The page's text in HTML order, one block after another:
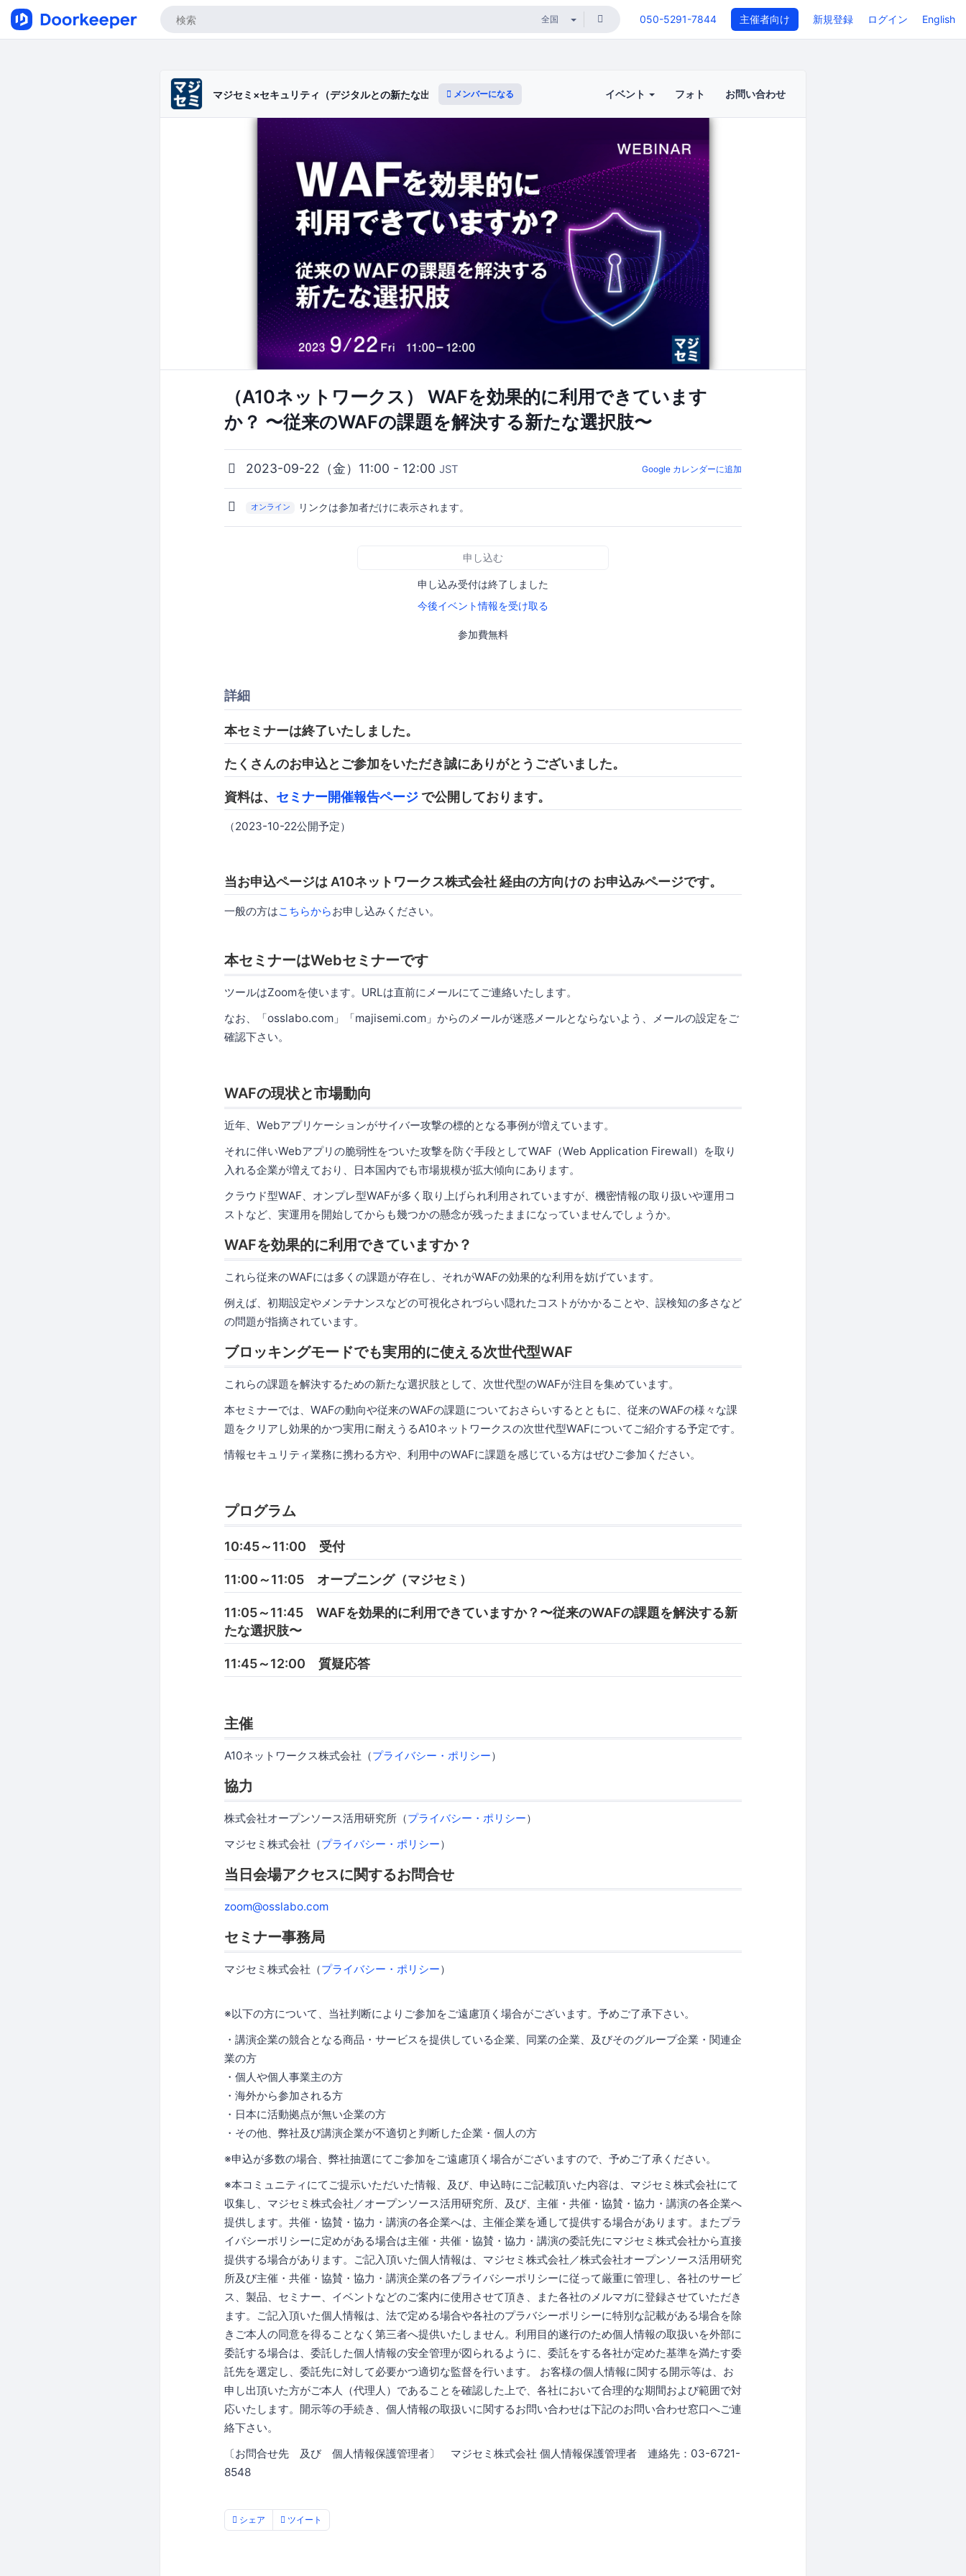
050-5291-7844 主催者向け 新規登録 ログイン English
マジセミ×セキュリティ（デジタルとの新たな出会いと体験）
メンバーになる イベント フォト お問い合わせ
（A10ネットワークス） WAFを効果的に利用できています
か？ 〜従来のWAFの課題を解決する新たな選択肢〜
2023-09-22（金）11:00 - 12:00 JST Google カレンダーに追加
オンライン リンクは参加者だけに表示されます。
申し込む
申し込み受付は終了しました
今後イベント情報を受け取る
参加費無料
詳細
本セミナーは終了いたしました。
たくさんのお申込とご参加をいただき誠にありがとうございました。
資料は、 セミナー開催報告ページ で公開しております。
（2023-10-22公開予定）
当お申込ページは A10ネットワークス株式会社 経由の方向けの お申込みページです。
一般の方はこちらからお申し込みください。
本セミナーはWebセミナーです
ツールはZoomを使います。URLは直前にメールにてご連絡いたします。
なお、「osslabo.com」「majisemi.com」からのメールが迷惑メールとならないよう、メールの設定をご
確認下さい。
WAFの現状と市場動向
近年、Webアプリケーションがサイバー攻撃の標的となる事例が増えています。
それに伴いWebアプリの脆弱性をついた攻撃を防ぐ手段としてWAF（Web Application Firewall）を取り
入れる企業が増えており、日本国内でも市場規模が拡大傾向にあります。
クラウド型WAF、オンプレ型WAFが多く取り上げられ利用されていますが、機密情報の取り扱いや運用コ
ストなど、実運用を開始してからも幾つかの懸念が残ったままになっていませんでしょうか。
WAFを効果的に利用できていますか？
これら従来のWAFには多くの課題が存在し、それがWAFの効果的な利用を妨げています。
例えば、初期設定やメンテナンスなどの可視化されづらい隠れたコストがかかることや、誤検知の多さなど
の問題が指摘されています。
ブロッキングモードでも実用的に使える次世代型WAF
これらの課題を解決するための新たな選択肢として、次世代型のWAFが注目を集めています。
本セミナーでは、WAFの動向や従来のWAFの課題についておさらいするとともに、従来のWAFの様々な課
題をクリアし効果的かつ実用に耐えうるA10ネットワークスの次世代型WAFについてご紹介する予定です。
情報セキュリティ業務に携わる方や、利用中のWAFに課題を感じている方はぜひご参加ください。
プログラム
10:45～11:00 受付
11:00～11:05 オープニング（マジセミ）
11:05～11:45 WAFを効果的に利用できていますか？〜従来のWAFの課題を解決する新
たな選択肢〜
11:45～12:00 質疑応答
主催
A10ネットワークス株式会社（プライバシー・ポリシー）
協力
株式会社オープンソース活用研究所（プライバシー・ポリシー）
マジセミ株式会社（プライバシー・ポリシー）
当日会場アクセスに関するお問合せ
zoom@osslabo.com
セミナー事務局
マジセミ株式会社（プライバシー・ポリシー）
※以下の方について、当社判断によりご参加をご遠慮頂く場合がございます。予めご了承下さい。
・講演企業の競合となる商品・サービスを提供している企業、同業の企業、及びそのグループ企業・関連企
業の方
・個人や個人事業主の方
・海外から参加される方
・日本に活動拠点が無い企業の方
・その他、弊社及び講演企業が不適切と判断した企業・個人の方
※申込が多数の場合、弊社抽選にてご参加をご遠慮頂く場合がございますので、予めご了承ください。
※本コミュニティにてご提示いただいた情報、及び、申込時にご記載頂いた内容は、マジセミ株式会社にて
収集し、マジセミ株式会社／オープンソース活用研究所、及び、主催・共催・協賛・協力・講演の各企業へ
提供します。共催・協賛・協力・講演の各企業へは、主催企業を通して提供する場合があります。またプラ
イバシーポリシーに定めがある場合は主催・共催・協賛・協力・講演の委託先にマジセミ株式会社から直接
提供する場合があります。ご記入頂いた個人情報は、マジセミ株式会社／株式会社オープンソース活用研究
所及び主催・共催・協賛・協力・講演企業の各プライバシーポリシーに従って厳重に管理し、各社のサービ
ス、製品、セミナー、イベントなどのご案内に使用させて頂き、また各社のメルマガに登録させていただき
ます。ご記入頂いた個人情報は、法で定める場合や各社のプラバシーポリシーに特別な記載がある場合を除
きご本人の同意を得ることなく第三者へ提供いたしません。利用目的遂行のため個人情報の取扱いを外部に
委託する場合は、委託した個人情報の安全管理が図られるように、委託をする各社が定めた基準を満たす委
託先を選定し、委託先に対して必要かつ適切な監督を行います。 お客様の個人情報に関する開示等は、お
申し出頂いた方がご本人（代理人）であることを確認した上で、各社において合理的な期間および範囲で対
応いたします。開示等の手続き、個人情報の取扱いに関するお問い合わせは下記のお問い合わせ窓口へご連
絡下さい。
〔お問合せ先 及び 個人情報保護管理者〕 マジセミ株式会社 個人情報保護管理者 連絡先：03-6721-
8548
シェア ツイート